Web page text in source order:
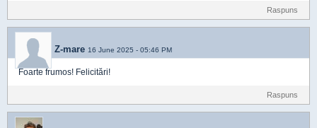
Raspuns
Z-mare 16 June 2025 - 05:46 PM
Foarte frumos! Felicitări!
Raspuns